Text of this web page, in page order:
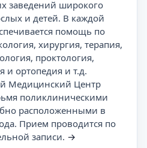
заведений широкого
и детей. В каждой
помощь по
хирургия, терапия,
проктология,
и ортопедия и т.д.
Медицинский Центр
поликлиническими
расположенными в
Прием проводится по
записи. →